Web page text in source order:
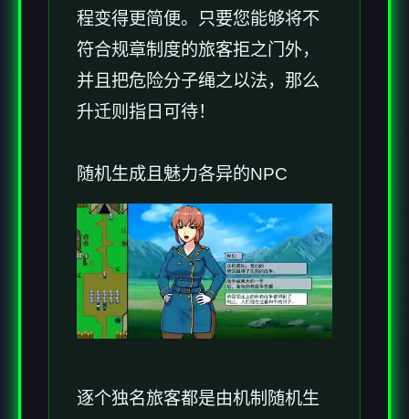
程变得更简便。只要您能够将不
符合规章制度的旅客拒之门外，
并且把危险分子绳之以法，那么
升迁则指日可待！
随机生成且魅力各异的NPC
逐个独名旅客都是由机制随机生